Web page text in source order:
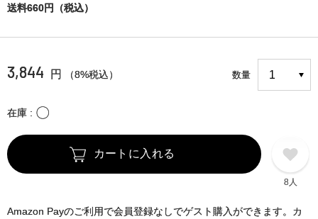
送料660円（税込）
3,844 円 （8%税込） 数量
在庫 〇
カートに入れる
8人
Amazon Payのご利用で会員登録なしでゲスト購入ができます。カ